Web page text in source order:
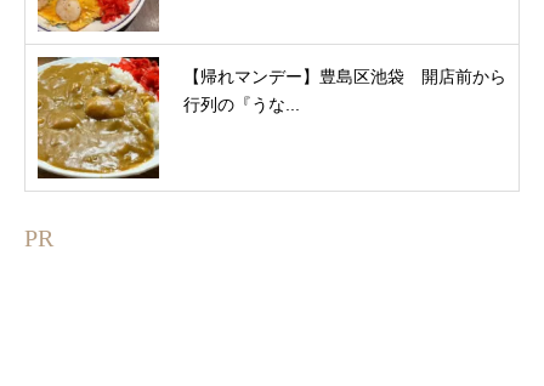
【帰れマンデー】豊島区池袋 開店前から
行列の『うな...
PR